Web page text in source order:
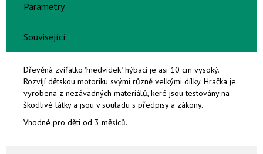
Parametry
Související
Dřevěná zvířátko "medvídek" hýbací je asi 10 cm vysoký.
Rozvíjí dětskou motoriku svými různě velkými dílky. Hračka je
vyrobena z nezávadných materiálů, keré jsou testovány na
škodlivé látky a jsou v souladu s předpisy a zákony.
Vhodné pro děti od 3 měsíců.